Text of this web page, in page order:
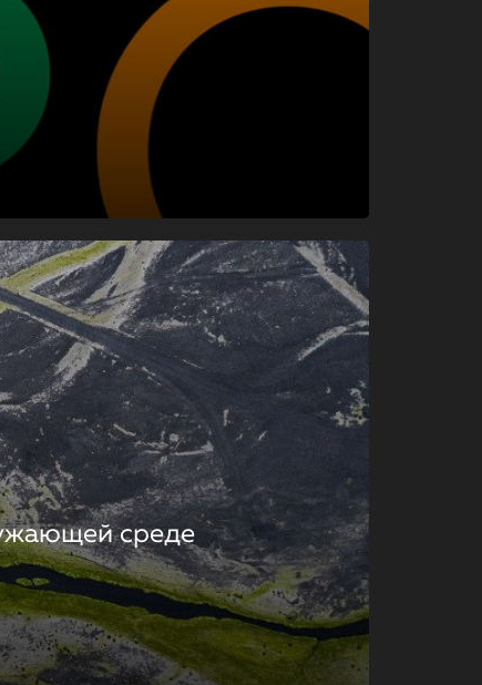
среде